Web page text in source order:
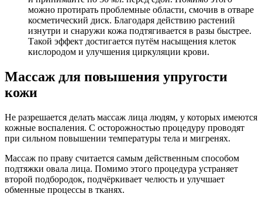
можно протирать проблемные области, смочив в отваре
косметический диск. Благодаря действию растений
изнутри и снаружи кожа подтягивается в разы быстрее.
Такой эффект достигается путём насыщения клеток
кислородом и улучшения циркуляции крови.
Массаж для повышения упругости
кожи
Не разрешается делать массаж лица людям, у которых имеются
кожные воспаления. С осторожностью процедуру проводят
при сильном повышении температуры тела и мигренях.
Массаж по праву считается самым действенным способом
подтяжки овала лица. Помимо этого процедура устраняет
второй подбородок, подчёркивает челюсть и улучшает
обменные процессы в тканях.